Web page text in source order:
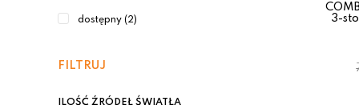
dostępny (2)
FILTRUJ
ILOŚĆ ŹRÓDEŁ ŚWIATŁA
3-